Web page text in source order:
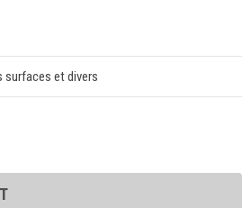
surfaces et divers